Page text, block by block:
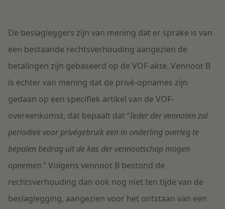
De beslagleggers zijn van mening dat er sprake is van
een bestaande rechtsverhouding aangezien de
betalingen zijn gebaseerd op de VOF-akte. Vennoot B
is echter van mening dat de privé-opnames zijn
gedaan op een specifiek artikel van de VOF-
overeenkomst, dat bepaalt dat “Ieder der vennoten zal
periodiek voor privégebruik een in onderling overleg te
bepalen bedrag uit de kas der vennootschap mogen
opnemen.” Volgens vennoot B bestond de
rechtsverhouding dan ook nog niet ten tijde van de
beslaglegging, aangezien voor het ontstaan van een